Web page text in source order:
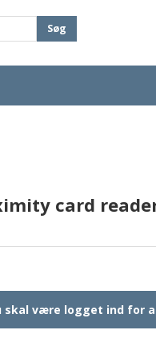
Søg
card
skal være logget ind for